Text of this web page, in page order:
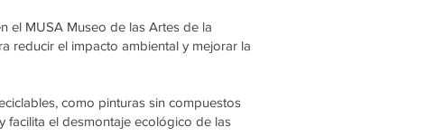
el MUSA Museo de las Artes de la
reducir el impacto ambiental y mejorar la
como pinturas sin compuestos
facilita el desmontaje ecológico de las